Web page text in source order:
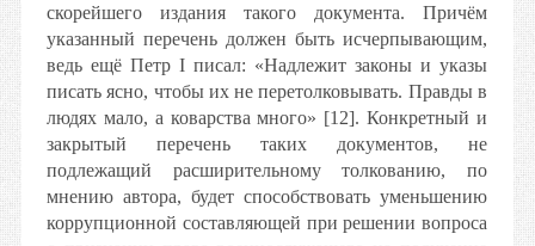
скорейшего издания такого документа. Причём
указанный перечень должен быть исчерпывающим,
ведь ещё Петр I писал: «Надлежит законы и указы
писать ясно, чтобы их не перетолковывать. Правды в
людях мало, а коварства много» [12]. Конкретный и
закрытый перечень таких документов, не
подлежащий расширительному толкованию, по
мнению автора, будет способствовать уменьшению
коррупционной составляющей при решении вопроса